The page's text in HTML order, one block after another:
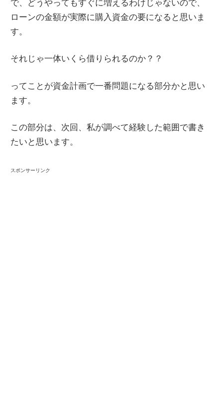
で、どうやってもすぐに増えるわけじゃないので、
ローンの金額が実際に購入資金の要になると思いま
す。
それじゃ一体いくら借りられるのか？？
ってことが資金計画で一番問題になる部分かと思い
ます。
この部分は、次回、私が調べて経験した範囲で書き
たいと思います。
スポンサーリンク